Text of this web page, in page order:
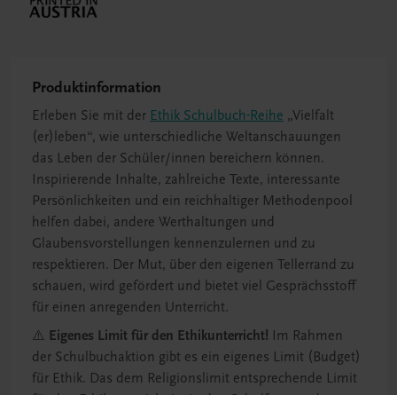
Produktinformation
Erleben Sie mit der Ethik Schulbuch-Reihe „Vielfalt
(er)leben“, wie unterschiedliche Weltanschauungen
das Leben der Schüler/innen bereichern können.
Inspirierende Inhalte, zahlreiche Texte, interessante
Persönlichkeiten und ein reichhaltiger Methodenpool
helfen dabei, andere Werthaltungen und
Glaubensvorstellungen kennenzulernen und zu
respektieren. Der Mut, über den eigenen Tellerrand zu
schauen, wird gefördert und bietet viel Gesprächsstoff
für einen anregenden Unterricht.
⚠️ Eigenes Limit für den Ethikunterricht! Im Rahmen
der Schulbuchaktion gibt es ein eigenes Limit (Budget)
für Ethik. Das dem Religionslimit entsprechende Limit